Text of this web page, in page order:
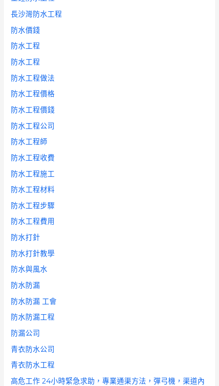
長沙灣防水工程
防水價錢
防水工程
防水工程
防水工程做法
防水工程價格
防水工程價錢
防水工程公司
防水工程師
防水工程收費
防水工程施工
防水工程材料
防水工程步驟
防水工程費用
防水打針
防水打針教學
防水與風水
防水防漏
防水防漏 工會
防水防漏工程
防漏公司
青衣防水公司
青衣防水工程
高危工作 24小時緊急求助，專業通渠方法，彈弓機，渠道內